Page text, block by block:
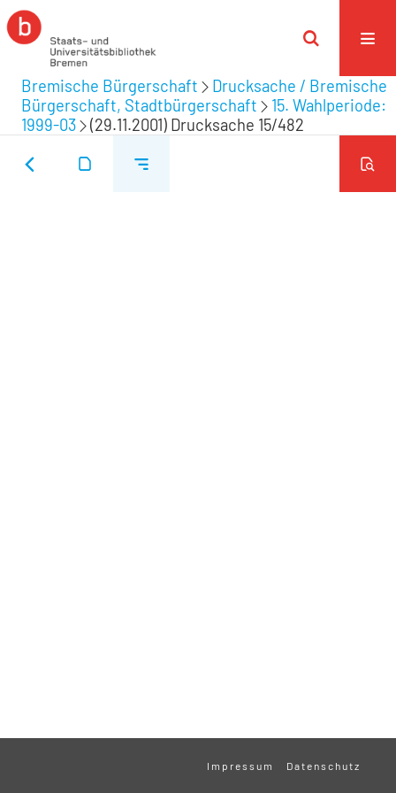
Bremische Bürgerschaft
Drucksache / Bremische
Bürgerschaft, Stadtbürgerschaft
15. Wahlperiode:
1999-03
(29.11.2001) Drucksache 15/482
Impressum Datenschutz